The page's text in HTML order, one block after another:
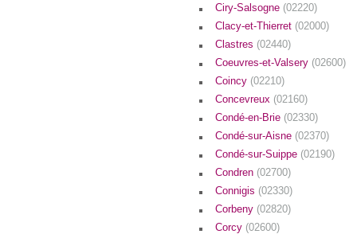
Ciry-Salsogne (02220)
Clacy-et-Thierret (02000)
Clastres (02440)
Coeuvres-et-Valsery (02600)
Coincy (02210)
Concevreux (02160)
Condé-en-Brie (02330)
Condé-sur-Aisne (02370)
Condé-sur-Suippe (02190)
Condren (02700)
Connigis (02330)
Corbeny (02820)
Corcy (02600)